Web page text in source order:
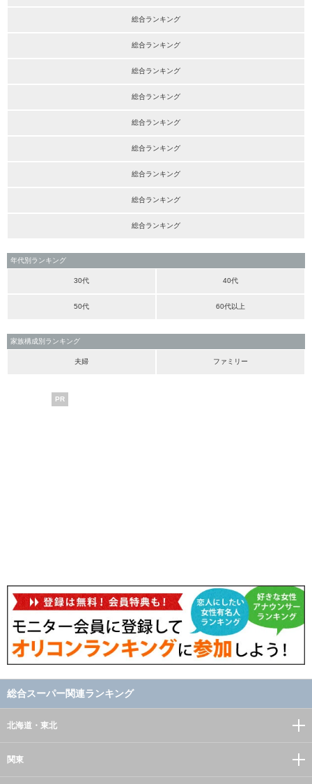
総合ランキング
総合ランキング
総合ランキング
総合ランキング
総合ランキング
総合ランキング
総合ランキング
総合ランキング
総合ランキング
年代別ランキング
30代 40代
50代 60代以上
家族構成別ランキング
夫婦 ファミリー
PR
総合スーパー関連ランキング
北海道・東北
関東